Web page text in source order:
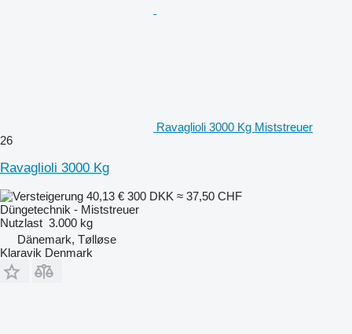
Ravaglioli 3000 Kg Miststreuer
26
Ravaglioli 3000 Kg
40,13 € 300 DKK ≈ 37,50 CHF
Düngetechnik - Miststreuer
Nutzlast 3.000 kg
Dänemark, Tølløse
Klaravik Denmark